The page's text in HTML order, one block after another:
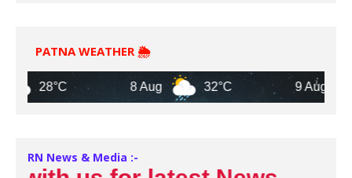
PATNA WEATHER 🌦️
28°C 8 Aug 32°C 9 Aug
RN News & Media :-